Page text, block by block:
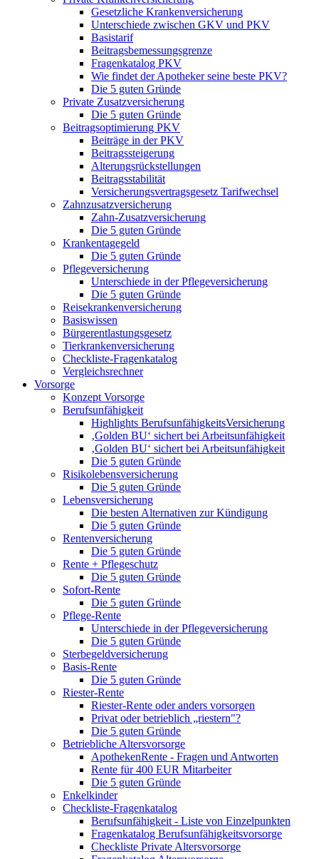
Gesetzliche Krankenversicherung
Unterschiede zwischen GKV und PKV
Basistarif
Beitragsbemessungsgrenze
Fragenkatalog PKV
Wie findet der Apotheker seine beste PKV?
Die 5 guten Gründe
Private Zusatzversicherung
Die 5 guten Gründe
Beitragsoptimierung PKV
Beiträge in der PKV
Beitragssteigerung
Alterungsrückstellungen
Beitragsstabilität
Versicherungsvertragsgesetz Tarifwechsel
Zahnzusatzversicherung
Zahn-Zusatzversicherung
Die 5 guten Gründe
Krankentagegeld
Die 5 guten Gründe
Pflegeversicherung
Unterschiede in der Pflegeversicherung
Die 5 guten Gründe
Reisekrankenversicherung
Basiswissen
Bürgerentlastungsgesetz
Tierkrankenversicherung
Checkliste-Fragenkatalog
Vergleichsrechner
Vorsorge
Konzept Vorsorge
Berufsunfähigkeit
Highlights BerufsunfähigkeitsVersicherung
‚Golden BU‘ sichert bei Arbeitsunfähigkeit
‚Golden BU‘ sichert bei Arbeitsunfähigkeit
Die 5 guten Gründe
Risikolebensversicherung
Die 5 guten Gründe
Lebensversicherung
Die besten Alternativen zur Kündigung
Die 5 guten Gründe
Rentenversicherung
Die 5 guten Gründe
Rente + Pflegeschutz
Die 5 guten Gründe
Sofort-Rente
Die 5 guten Gründe
Pflege-Rente
Unterschiede in der Pflegeversicherung
Die 5 guten Gründe
Sterbegeldversicherung
Basis-Rente
Die 5 guten Gründe
Riester-Rente
Riester-Rente oder anders vorsorgen
Privat oder betrieblich „riestern"?
Die 5 guten Gründe
Betriebliche Altersvorsorge
ApothekenRente - Fragen und Antworten
Rente für 400 EUR Mitarbeiter
Die 5 guten Gründe
Enkelkinder
Checkliste-Fragenkatalog
Berufsunfähigkeit - Liste von Einzelpunkten
Fragenkatalog Berufsunfähigkeitsvorsorge
Checkliste Private Altersvorsorge